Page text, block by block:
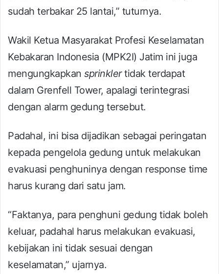
sudah terbakar 25 lantai,” tuturnya.
Wakil Ketua Masyarakat Profesi Keselamatan
Kebakaran Indonesia (MPK2I) Jatim ini juga
mengungkapkan sprinklertidak terdapat
dalam Grenfell Tower, apalagi terintegrasi
dengan alarm gedung tersebut.
Padahal, ini bisa dijadikan sebagai peringatan
kepada pengelola gedung untuk melakukan
evakuasi penghuninya dengan response time
harus kurang dari satu jam.
“Faktanya, para penghuni gedung tidak boleh
keluar, padahal harus melakukan evakuasi,
kebijakan ini tidak sesuai dengan
keselamatan,” ujarnya.